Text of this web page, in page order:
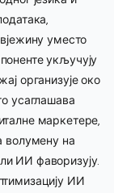
уместо
укључују
организује око
усаглашава
маркетере,
волумену на
ИИ фаворизују.
ИИ